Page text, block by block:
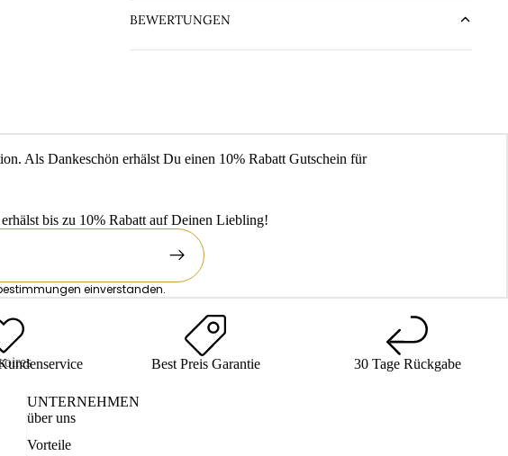
BEWERTUNGEN
Als Dankeschön erhälst Du einen 10% Rabatt Gutschein für
bis zu 10% Rabatt auf Deinen Liebling!
einverstanden.
Best Preis Garantie
30 Tage Rückgabe
UNTERNEHMEN
über uns
Vorteile